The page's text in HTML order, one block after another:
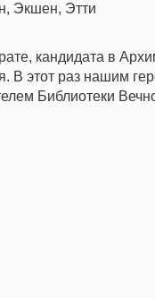
Экшен, Этти
кандидата в
В этот раз нашим
Библиотеки